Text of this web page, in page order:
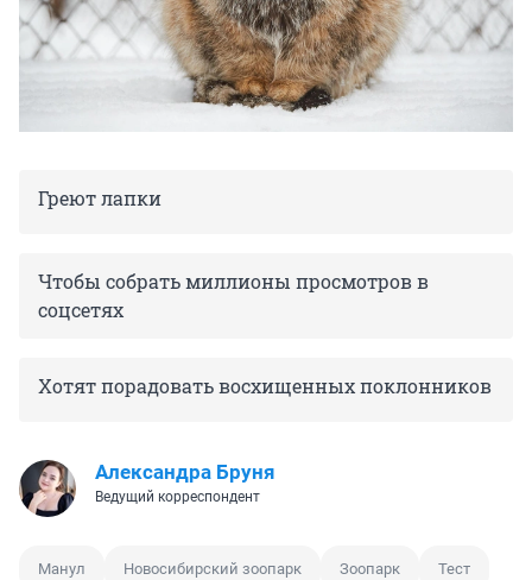
Греют лапки
Чтобы собрать миллионы просмотров в
соцсетях
Хотят порадовать восхищенных поклонников
Александра Бруня
Ведущий корреспондент
Манул Новосибирский зоопарк Зоопарк Тест